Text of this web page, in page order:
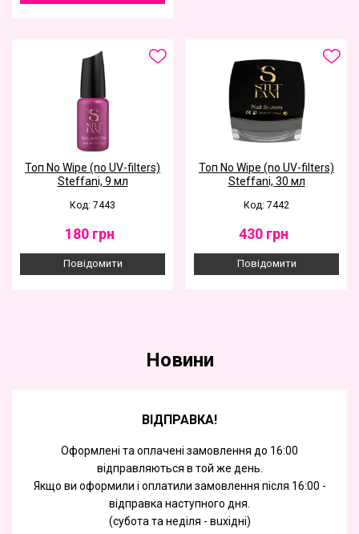
Toп No Wipe (no UV-filters)
Steffani, 9 мл
Код: 7443
180 грн
Повідомити
Toп No Wipe (no UV-filters)
Steffani, 30 мл
Код: 7442
430 грн
Повідомити
Новини
ВІДПРАВКА!
Оформлені та оплачені замовлення до 16:00
відправляються в той же день.
Якщо ви оформили і оплатили замовлення після 16:00 -
відправка наступного дня.
(субота та недiля - вuхiднi)